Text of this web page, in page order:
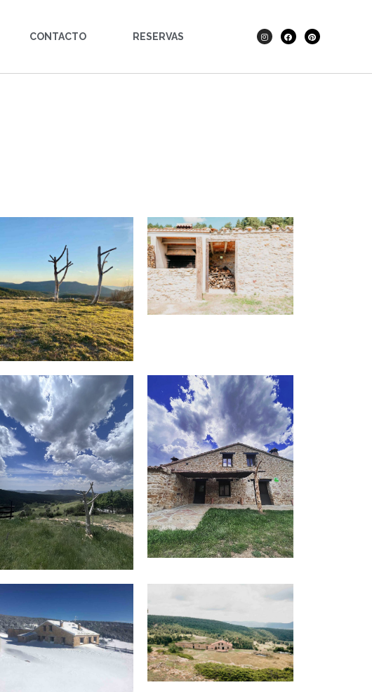
CONTACTO RESERVAS